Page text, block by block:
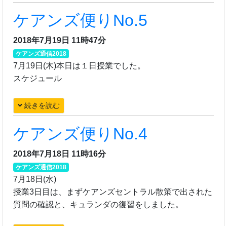
ケアンズ便りNo.5
2018年7月19日 11時47分
ケアンズ通信2018
7月19日(木)本日は１日授業でした。
スケジュール
続きを読む
ケアンズ便りNo.4
2018年7月18日 11時16分
ケアンズ通信2018
7月18日(水)
授業3日目は、まずケアンズセントラル散策で出された
質問の確認と、キュランダの復習をしました。